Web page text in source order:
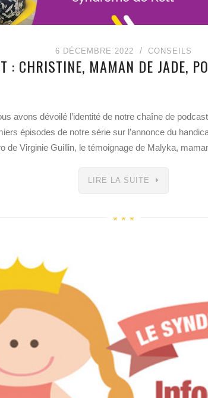
6 DÉCEMBRE 2022 CONSEILS
: CHRISTINE, MAMAN DE JADE,
avons dévoilé l’identité de notre chaîne de
épisodes de notre série sur l’annonce du
de Virginie Guillin, le témoignage de Malyka,
LIRE LA SUITE